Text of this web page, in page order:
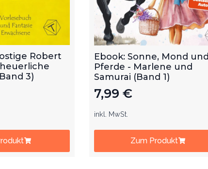
Robert
3)
Ebook: Sonne, Mond und
Pferde - Marlene und
Samurai (Band 1)
7,99 €
inkl. MwSt.
Zum Produkt